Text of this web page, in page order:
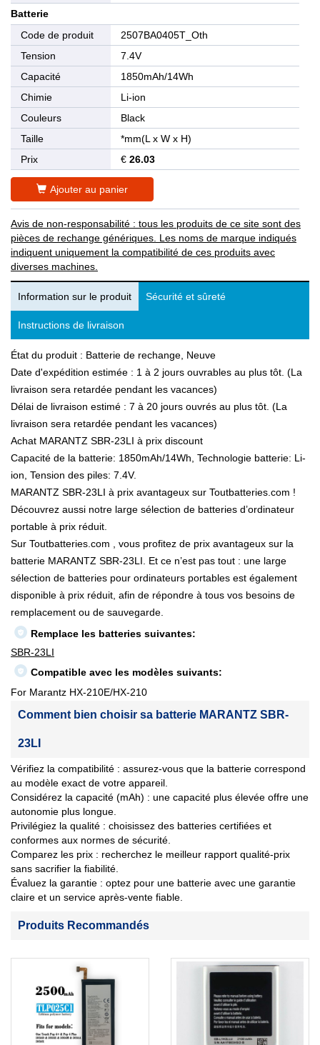
Batterie
Code de produit
2507BA0405T_Oth
Tension
7.4V
Capacité
1850mAh/14Wh
Chimie
Li-ion
Couleurs
Black
Taille
*mm(L x W x H)
Prix
€ 26.03
Ajouter au panier
Avis de non-responsabilité : tous les produits de ce site sont des
pièces de rechange génériques. Les noms de marque indiqués
indiquent uniquement la compatibilité de ces produits avec
diverses machines.
Information sur le produit Sécurité et sûreté
Instructions de livraison
État du produit : Batterie de rechange, Neuve
Date d'expédition estimée : 1 à 2 jours ouvrables au plus tôt. (La
livraison sera retardée pendant les vacances)
Délai de livraison estimé : 7 à 20 jours ouvrés au plus tôt. (La
livraison sera retardée pendant les vacances)
Achat MARANTZ SBR-23LI à prix discount
Capacité de la batterie: 1850mAh/14Wh, Technologie batterie: Li-
ion, Tension des piles: 7.4V.
MARANTZ SBR-23LI à prix avantageux sur Toutbatteries.com !
Découvrez aussi notre large sélection de batteries d’ordinateur
portable à prix réduit.
Sur Toutbatteries.com , vous profitez de prix avantageux sur la
batterie MARANTZ SBR-23LI. Et ce n’est pas tout : une large
sélection de batteries pour ordinateurs portables est également
disponible à prix réduit, afin de répondre à tous vos besoins de
remplacement ou de sauvegarde.
Remplace les batteries suivantes:
SBR-23LI
Compatible avec les modèles suivants:
For Marantz HX-210E/HX-210
Comment bien choisir sa batterie MARANTZ SBR-
23LI
Vérifiez la compatibilité : assurez-vous que la batterie correspond
au modèle exact de votre appareil.
Considérez la capacité (mAh) : une capacité plus élevée offre une
autonomie plus longue.
Privilégiez la qualité : choisissez des batteries certifiées et
conformes aux normes de sécurité.
Comparez les prix : recherchez le meilleur rapport qualité-prix
sans sacrifier la fiabilité.
Évaluez la garantie : optez pour une batterie avec une garantie
claire et un service après-vente fiable.
Produits Recommandés